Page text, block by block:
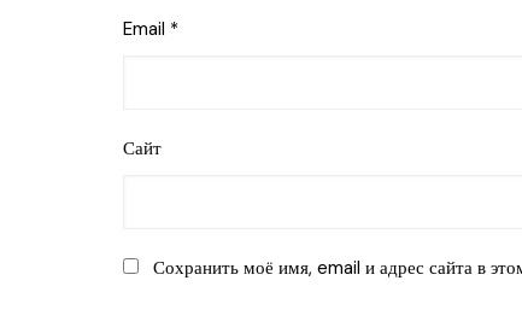
Email *
Сайт
Сохранить моё имя, email и адрес сайта в